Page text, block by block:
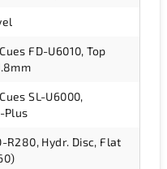
FD-U6010, Top
SL-U6000,
Plus
R280, Hydr. Disc, Flat